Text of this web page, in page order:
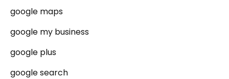
google maps
google my business
google plus
google search